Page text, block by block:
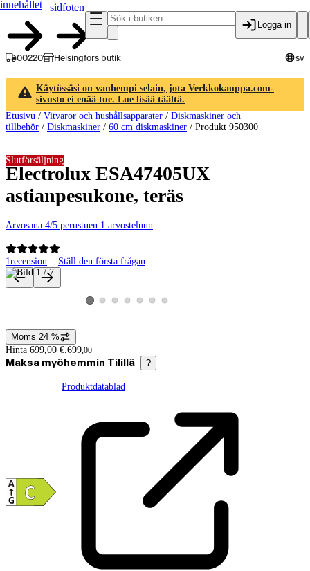
innehållet
sidfoten
Logga in
00220 Helsingfors butik sv
Käytössäsi on vanhempi selain, jota Verkkokauppa.com-
sivusto ei enää tue. Lue lisää täältä.
Etusivu / Vitvaror och hushållsapparater / Diskmaskiner och
tillbehör / Diskmaskiner / 60 cm diskmaskiner / Produkt 950300
Electrolux ESA47405UX
astianpesukone, teräs
Arvosana 4/5 perustuen 1 arvosteluun
1recension Ställ den första frågan
Slutförsäljning
Produktbilder och videor
Visa produktbild 1
Visa produktbild 2
Visa produktbild 3
Visa produktbild 4
Visa produktbild 5
Visa produktbild 6
Visa produktbild 7
Prisinformation
Moms 24 %
Hinta 699,00 €. 699,00
Maksa myöhemmin Tilillä ?
Produktdatablad